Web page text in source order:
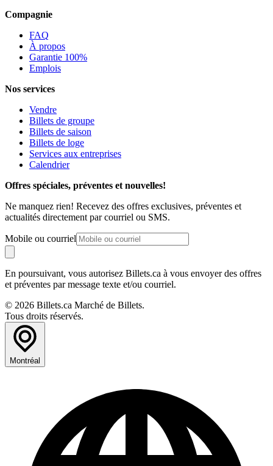
Compagnie
FAQ
À propos
Garantie 100%
Emplois
Nos services
Vendre
Billets de groupe
Billets de saison
Billets de loge
Services aux entreprises
Calendrier
Offres spéciales, préventes et nouvelles!
Ne manquez rien! Recevez des offres exclusives, préventes et
actualités directement par courriel ou SMS.
Mobile ou courriel
En poursuivant, vous autorisez Billets.ca à vous envoyer des offres
et préventes par message texte et/ou courriel.
© 2026 Billets.ca Marché de Billets.
Tous droits réservés.
Montréal